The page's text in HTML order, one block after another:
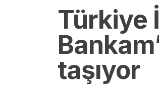
Türkiye
taşıyor